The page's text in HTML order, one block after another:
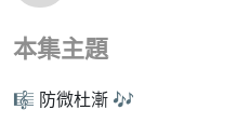
本集主題
🎼 防微杜漸 🎶